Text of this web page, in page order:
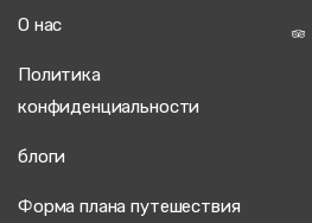
О нас
Политика
конфиденциальности
блоги
Форма плана путешествия